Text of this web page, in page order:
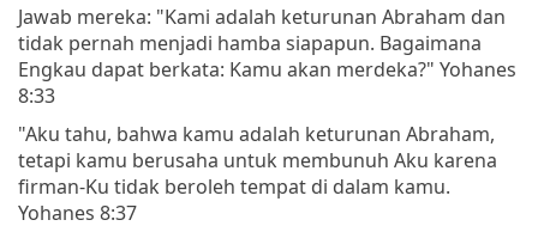
Jawab mereka: "Kami adalah keturunan Abraham dan
tidak pernah menjadi hamba siapapun. Bagaimana
Engkau dapat berkata: Kamu akan merdeka?" Yohanes
8:33
"Aku tahu, bahwa kamu adalah keturunan Abraham,
tetapi kamu berusaha untuk membunuh Aku karena
firman-Ku tidak beroleh tempat di dalam kamu.
Yohanes 8:37